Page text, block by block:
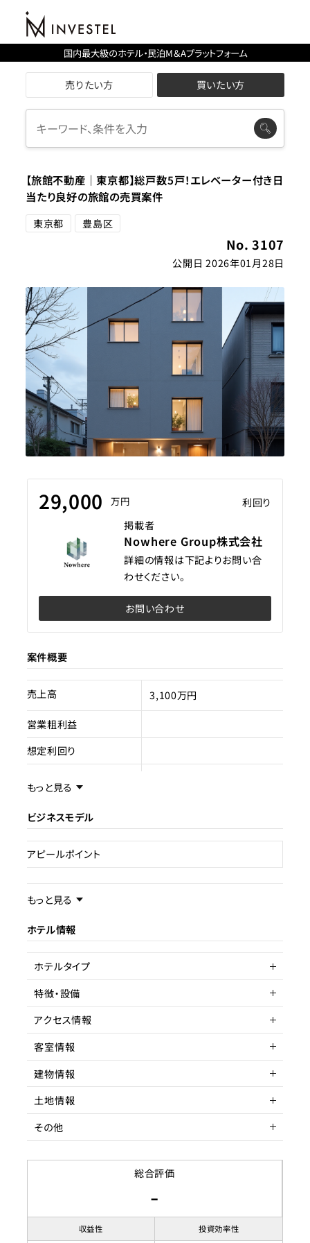
国内最大級のホテル・民泊M＆Aプラットフォーム
売りたい方 買いたい方
【旅館不動産｜東京都】総戸数5戸！エレベーター付き日
当たり良好の旅館の売買案件
東京都 豊島区
No. 3107
公開日 2026年01月28日
29,000 万円
利回り
掲載者
Nowhere Group株式会社
詳細の情報は下記よりお問い合
わせください。
お問い合わせ
案件概要
売上高 3,100万円
営業粗利益
想定利回り
売却理由
ライセンス種類
旅館業
現状
もっと見る
ビジネスモデル
アピールポイント
事業内容／事業特徴
ターゲット層
客単価／客室単価
稼働率
もっと見る
ホテル情報
ホテルタイプ
旅館
特徴・設備
駅近
アクセス情報
所在地
東京都豊島区西巣鴨
アクセス
都営三田線 西巣鴨 徒歩
駅までの距離
3分以内
客室情報
客室数
2～6室
延床面積
196.97㎡
収容人数
建物情報
建物構造
RC造
階数
5F
築年数
1992年7月
土地情報
土地権利
所有権
土地面積
54.41
用途地域
商業地域
その他
賃貸借契約形態
賃料
総合評価
-
収益性 投資効率性